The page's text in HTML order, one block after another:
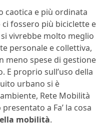
caotica e più ordinata
fossero più biciclette e
vivrebbe molto meglio
personale e collettiva,
meno spese di gestione
E proprio sull’uso della
urbano si è
Rete Mobilità
a Fa’ la cosa
mobilità.